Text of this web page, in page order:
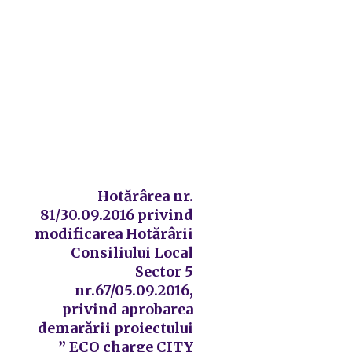
Hotărârea nr.
81/30.09.2016 privind
modificarea Hotărârii
Consiliului Local
Sector 5
nr.67/05.09.2016,
privind aprobarea
demarării proiectului
” ECO charge CITY